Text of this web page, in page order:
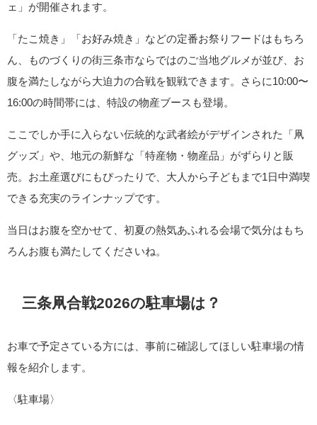
ェ」が開催されます。
「たこ焼き」「お好み焼き」などの定番お祭りフードはもちろ
ん、ものづくりの街三条市ならではのご当地グルメが並び、お
腹を満たしながら大迫力の合戦を観戦できます。さらに10:00〜
16:00の時間帯には、特設の物産ブースも登場。
ここでしか手に入らない伝統的な武者絵がデザインされた「凧
グッズ」や、地元の新鮮な「特産物・物産品」がずらりと販
売。お土産選びにもぴったりで、大人から子どもまで1日中満喫
できる充実のラインナップです。
当日はお腹を空かせて、初夏の熱気あふれる会場で気分はもち
ろんお腹も満たしてくださいね。
三条凧合戦2026の駐車場は？
お車で予定さている方には、事前に確認してほしい駐車場の情
報を紹介します。
〈駐車場〉